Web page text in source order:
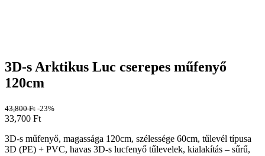
3D-s Arktikus Luc cserepes műfenyő
120cm
43,800Ft -23%
33,700 Ft
3D-s műfenyő, magassága 120cm, szélessége 60cm, tűlevél típusa
3D (PE) + PVC, havas 3D-s lucfenyő tűlevelek, kialakítás – sűrű,